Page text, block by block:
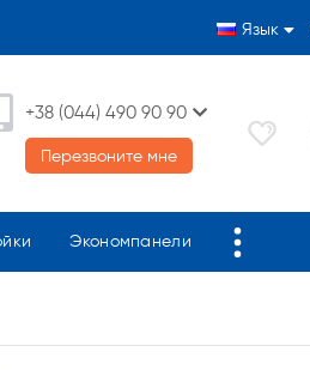
Язык
+38 (044) 490 90 90
Перезвоните мне
Экономпанели